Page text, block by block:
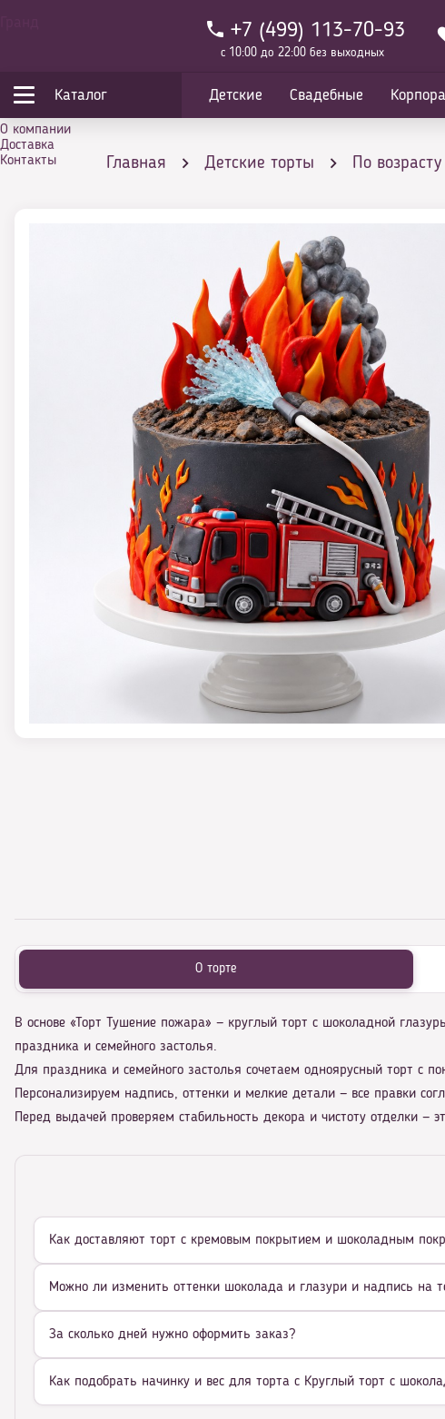
+7 (499) 113-70-93
с 10:00 до 22:00 без выходных
Каталог Детские Свадебные
О компании
Доставка
Контакты
Главная Детские торты По возрасту
Торт Тушение пожара
О торте
В основе «Торт Тушение пожара» — круглый торт с шоколадной
праздника и семейного застолья.
Для праздника и семейного застолья сочетаем одноярусный торт с
Персонализируем надпись, оттенки и мелкие детали — все правки
Перед выдачей проверяем стабильность декора и чистоту отделки —
Как доставляют торт с кремовым покрытием и шоколадным
Можно ли изменить оттенки шоколада и глазури и надпись на
За сколько дней нужно оформить заказ?
Как подобрать начинку и вес для торта с Круглый торт с